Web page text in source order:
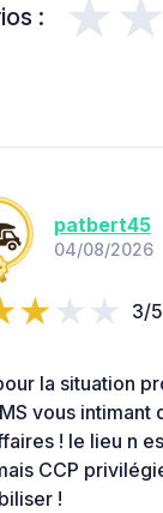
:
patbert45
04/08/2026
3/5
la situation
vous
! le lieu n
CCP
!